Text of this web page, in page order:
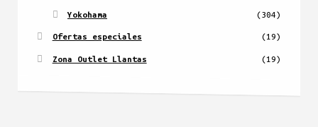
Yokohama (304)
Ofertas especiales (19)
Zona Outlet Llantas (19)